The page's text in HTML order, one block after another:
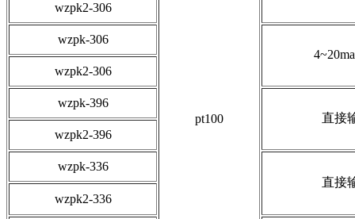
pt100
wzpk2-306
wzpk-306
wzpk2-306
wzpk-396
直接
wzpk2-396
wzpk-336
直接
wzpk2-336